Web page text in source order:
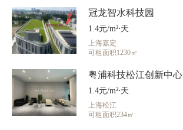
冠龙智水科技园
1.4元/m²⋅天
上海嘉定
可租面积1230㎡
粤浦科技松江创新中心
1.4元/m²⋅天
上海松江
可租面积234㎡